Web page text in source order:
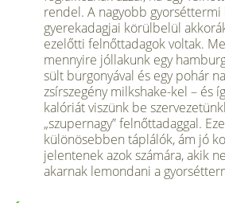
rendel. A nagyobb gyorséttermi
gyerekadagjai körülbelül
ezelőtti felnőttadagok voltak.
mennyire jóllakunk egy
sült burgonyával és egy pohár
zsírszegény milkshake-kel – és
kalóriát viszünk be
„szupernagy” felnőttadaggal.
különösebben táplálók, ám jó
jelentenek azok számára, akik
akarnak lemondani a